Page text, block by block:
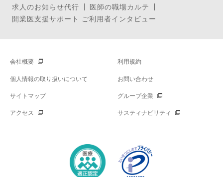
求人のお知らせ代行
医師の職場カルテ
開業医支援サポート ご利用者インタビュー
会社概要 利用規約
個人情報の取り扱いについて お問い合わせ
サイトマップ グループ企業
アクセス サスティナビリティ